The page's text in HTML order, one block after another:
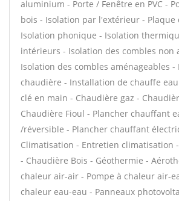
aluminium - Porte / Fenêtre en PVC -
bois - Isolation par l'extérieur - Plaque
Isolation phonique - Isolation
intérieurs - Isolation des combles non
Isolation des combles aménageables
chaudière - Installation de chauffe
clé en main - Chaudière gaz -
Chaudière Fioul - Plancher chauffant
/réversible - Plancher chauffant
Climatisation - Entretien climatisation
- Chaudière Bois - Géothermie -
chaleur air-air - Pompe à chaleur air-
chaleur eau-eau - Panneaux